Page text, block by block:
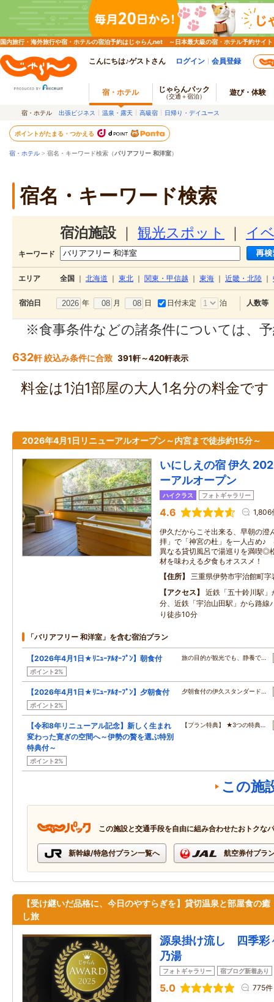
国内旅行・海外旅行や宿・ホテルの宿泊予約はじゃらんnet ～日本最大級の宿・ホテル予約サイト
こんにちは♪ゲストさん ログイン 会員登録
宿・ホテル じゃらんパック
（交通＋宿泊） 遊び・体験
宿・ホテル 出張ビジネス 温泉・露天 高級宿 日帰り・デイユース
ポイントがたまる・つかえる
宿・ホテル > 宿名・キーワード検索（バリアフリー 和洋室）
宿名・キーワード検索
宿泊施設 観光スポット イ
キーワード
エリア 全国 北海道 東北 関東・甲信越 東海 近畿・北陸
宿泊日 年 月 日 日付未定 泊 人数等
※食事条件などの諸条件については、
632軒 絞込み条件に合致 391軒～420軒表示
料金は1泊1部屋の大人1名分の料金で
2026年4月1日リニューアルオープン～内宮まで徒歩約15分～
いにしえの宿 伊久
ーアルオープン
ハイクラス フォトギャラリー
4.6 1,806
伊久だからこそ出来る、早朝の澄
拝」で「神宮の杜」を一人占め♪
異なる貸切風呂で湯巡りを満喫◎
材を味わえる夕食もオススメ！
住所
三重県伊勢市宇治館町
アクセス
近鉄「五十鈴川駅
分、近鉄「宇治山田駅」から路線
り徒歩10分
「バリアフリー 和洋室」を含む宿泊プラン
【2026年4月1日★ﾘﾆｭｰｱﾙｵｰﾌﾟﾝ】朝食付
ポイント2%
旅の目的が観光でも、静養で…
【2026年4月1日★ﾘﾆｭｰｱﾙｵｰﾌﾟﾝ】夕朝食付
ポイント2%
夕朝食付の伊久スタンダード…
【令和8年リニューアル記念】新しく生まれ
変わった寛ぎの空間へ～伊勢の贅を選ぶ特別
特典付～
ポイント2%
【プラン特典】 ★3つの特典…
この施
この施設と交通手段を自由に組み合わせたおトクな
新幹線/特急付プラン一覧へ 航空券付プラ
【受け継いだ品格に、今日のやすらぎを】貸切温泉と部屋食の癒
し旅
源泉掛け流し 四季
乃湯
フォトギャラリー 宿ブログ新着あり
5.0 775件